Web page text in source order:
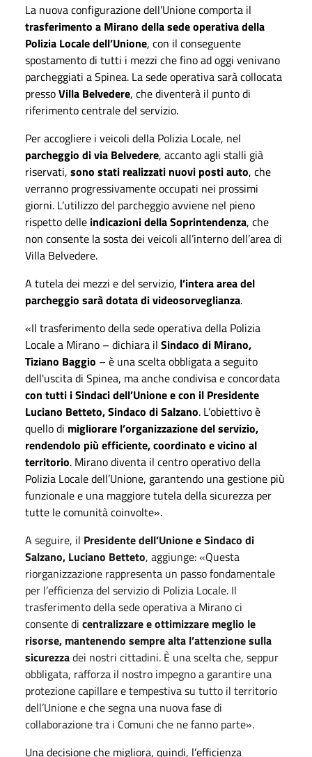
La nuova configurazione dell’Unione comporta il
trasferimento a Mirano della sede operativa della
Polizia Locale dell’Unione, con il conseguente
spostamento di tutti i mezzi che fino ad oggi venivano
parcheggiati a Spinea. La sede operativa sarà collocata
pressoVilla Belvedere, che diventerà il punto di
riferimento centrale del servizio.
Per accogliere i veicoli della Polizia Locale, nel
parcheggio di via Belvedere, accanto agli stalli già
riservati, sono stati realizzati nuovi posti auto, che
verranno progressivamente occupati nei prossimi
giorni. L’utilizzo del parcheggio avviene nel pieno
rispetto delle indicazioni della Soprintendenza, che
non consente la sosta dei veicoli all’interno dell’area di
Villa Belvedere.
A tutela dei mezzi e del servizio, l’intera area del
parcheggio sarà dotata di videosorveglianza.
«Il trasferimento della sede operativa della Polizia
Locale a Mirano – dichiara il Sindaco di Mirano,
Tiziano Baggio – è una scelta obbligata a seguito
dell'uscita di Spinea, ma anche condivisa e concordata
con tutti i Sindaci dell’Unione e con il Presidente
Luciano Betteto, Sindaco di Salzano. L’obiettivo è
quello di migliorare l’organizzazione del servizio,
rendendolo più efficiente, coordinato e vicino al
territorio. Mirano diventa il centro operativo della
Polizia Locale dell’Unione, garantendo una gestione più
funzionale e una maggiore tutela della sicurezza per
tutte le comunità coinvolte».
A seguire, il Presidente dell’Unione e Sindaco di
Salzano, Luciano Betteto, aggiunge: «Questa
riorganizzazione rappresenta un passo fondamentale
per l’efficienza del servizio di Polizia Locale. Il
trasferimento della sede operativa a Mirano ci
consente di centralizzare e ottimizzare meglio le
risorse, mantenendo sempre alta l’attenzione sulla
sicurezzadei nostri cittadini. È una scelta che, seppur
obbligata, rafforza il nostro impegno a garantire una
protezione capillare e tempestiva su tutto il territorio
dell’Unione e che segna una nuova fase di
collaborazione tra i Comuni che ne fanno parte».
Una decisione che migliora, quindi, l’efficienza